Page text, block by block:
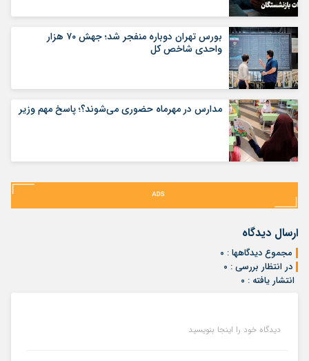
بورس تهران دوباره منفجر شد؛ جهش ۷۰ هزار
واحدی شاخص کل
مدارس در مهرماه حضوری می‌شوند؟؛ پاسخ مهم وزیر
ارسال دیدگاه
مجموع دیدگاهها : ۰
در انتظار بررسی : ۰
انتشار یافته : ۰
دیدگاه خود را اینجا بنویسید